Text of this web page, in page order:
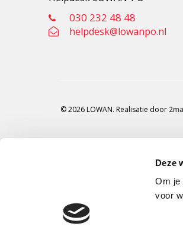
Deze
Om je
voor
030 232 48 48
helpdesk@lowanpo.nl
© 2026 LOWAN. Realisatie door